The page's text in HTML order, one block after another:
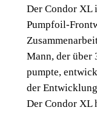
Der Condor XL
Pumpfoil-
Mann, der über
pumpte,
der
Der Condor XL